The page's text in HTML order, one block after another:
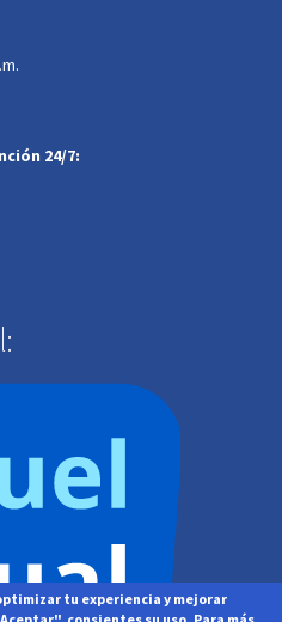
24/7:
p.m.
tu experiencia y mejorar